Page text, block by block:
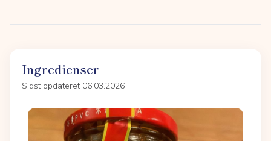
Ingredienser
Sidst opdateret 06.03.2026